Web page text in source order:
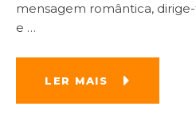
mensagem romântica,
e …
LER MAIS